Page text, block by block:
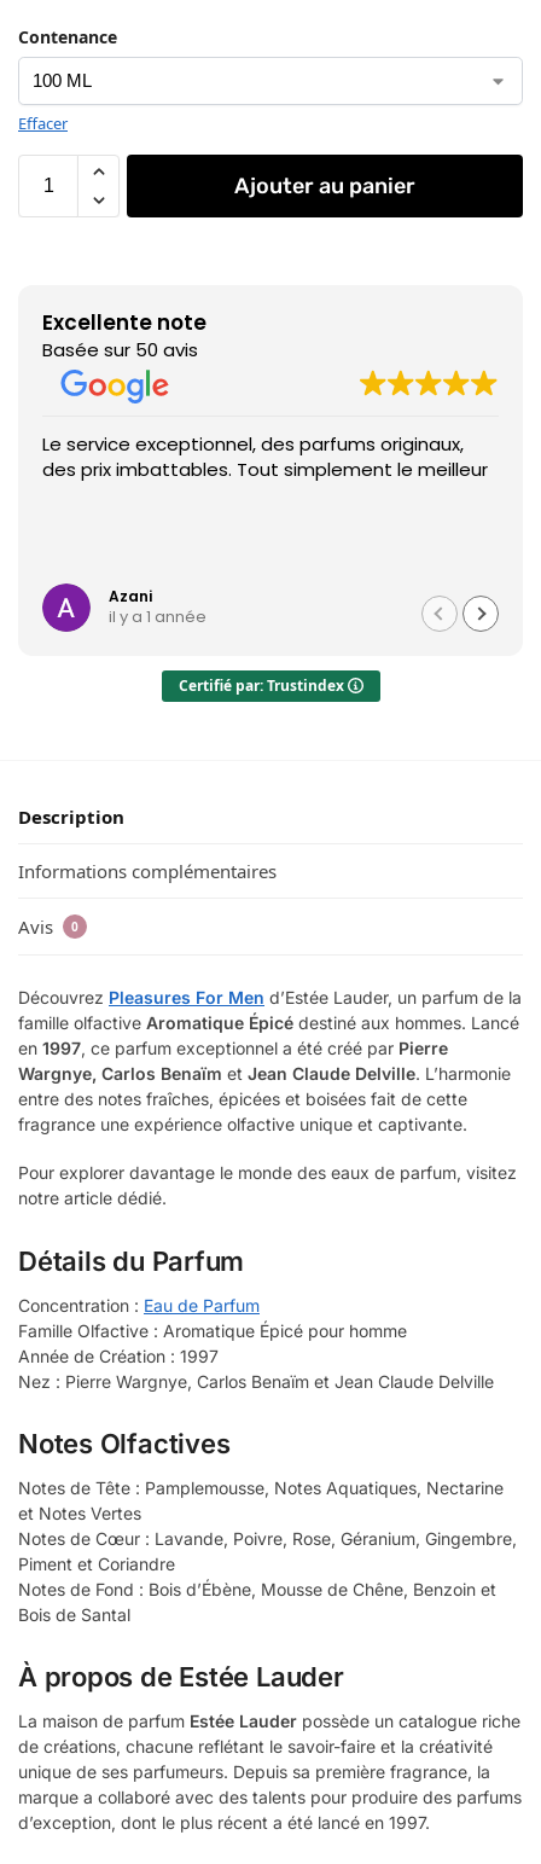
Contenance
Effacer
Ajouter au panier
Excellente note
Basée sur 50 avis
Le service exceptionnel, des parfums originaux,
des prix imbattables. Tout simplement le meilleur
Azani
il y a 1 année
Certifié par: Trustindex
Description
Informations complémentaires
Avis 0
Découvrez Pleasures For Men d’Estée Lauder, un parfum de la
famille olfactive Aromatique Épicé destiné aux hommes. Lancé
en 1997, ce parfum exceptionnel a été créé par Pierre
Wargnye, Carlos Benaïm et Jean Claude Delville. L’harmonie
entre des notes fraîches, épicées et boisées fait de cette
fragrance une expérience olfactive unique et captivante.
Pour explorer davantage le monde des eaux de parfum, visitez
notre article dédié.
Détails du Parfum
Concentration : Eau de Parfum
Famille Olfactive : Aromatique Épicé pour homme
Année de Création : 1997
Nez : Pierre Wargnye, Carlos Benaïm et Jean Claude Delville
Notes Olfactives
Notes de Tête : Pamplemousse, Notes Aquatiques, Nectarine
et Notes Vertes
Notes de Cœur : Lavande, Poivre, Rose, Géranium, Gingembre,
Piment et Coriandre
Notes de Fond : Bois d’Ébène, Mousse de Chêne, Benzoin et
Bois de Santal
À propos de Estée Lauder
La maison de parfum Estée Lauder possède un catalogue riche
de créations, chacune reflétant le savoir-faire et la créativité
unique de ses parfumeurs. Depuis sa première fragrance, la
marque a collaboré avec des talents pour produire des parfums
d’exception, dont le plus récent a été lancé en 1997.